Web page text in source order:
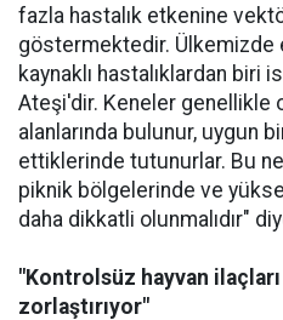
fazla hastalık etkenine
göstermektedir. Ülkemizde
kaynaklı hastalıklardan biri
Ateşi'dir. Keneler genellikle
alanlarında bulunur, uygun
ettiklerinde tutunurlar. Bu
piknik bölgelerinde ve
daha dikkatli olunmalıdır"
"Kontrolsüz hayvan
zorlaştırıyor"